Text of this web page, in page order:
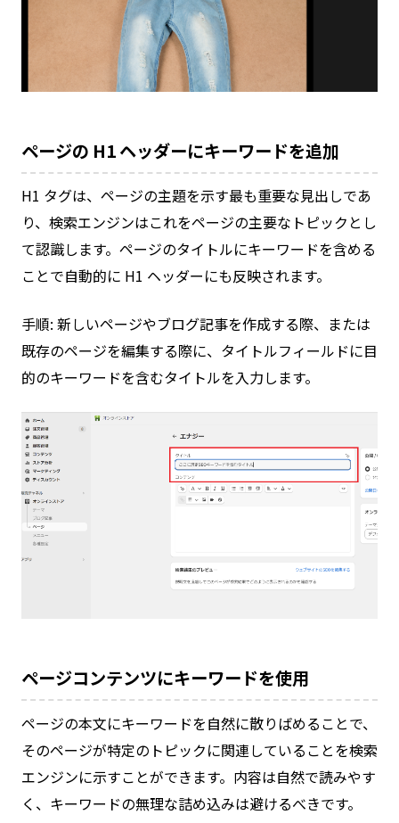
ページの H1 ヘッダーにキーワードを追加
H1 タグは、ページの主題を示す最も重要な見出しであ
り、検索エンジンはこれをページの主要なトピックとし
て認識します。ページのタイトルにキーワードを含める
ことで自動的に H1 ヘッダーにも反映されます。
手順: 新しいページやブログ記事を作成する際、または
既存のページを編集する際に、タイトルフィールドに目
的のキーワードを含むタイトルを入力します。
ページコンテンツにキーワードを使用
ページの本文にキーワードを自然に散りばめることで、
そのページが特定のトピックに関連していることを検索
エンジンに示すことができます。内容は自然で読みやす
く、キーワードの無理な詰め込みは避けるべきです。